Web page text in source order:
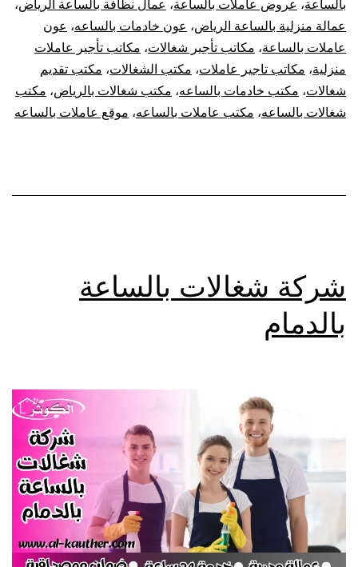
بالساعة، عروض عاملات بالساعة، عمال نظافة بالساعة الرياض،
عمالة منزلية بالساعة الرياض، عون خادمات بالساعه، عون
عاملات بالساعة، مكاتب تأجير شغالات، مكاتب تأجير عاملات
منزلية، مكاتب تاجير عاملات، مكتب الشغالات، مكتب تقديم
شغالات، مكتب خادمات بالساعه، مكتب شغالات بالرياض، مكتب
شغالات بالساعه، مكتب عاملات بالساعه، موقع عاملات بالساعه
شركة شغالات بالساعة
بالدمام